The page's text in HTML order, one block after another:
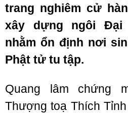
trang nghiêm cử
xây dựng ngôi Đại
nhằm ổn định nơi
Phật tử tu tập.
Quang lâm chứng
Thượng toạ Thích